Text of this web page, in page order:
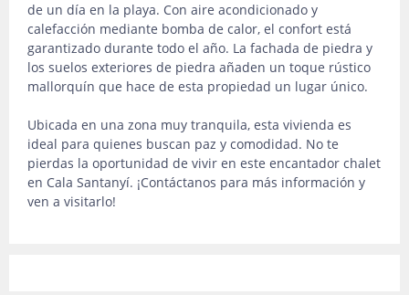
de un día en la playa. Con aire acondicionado y
calefacción mediante bomba de calor, el confort está
garantizado durante todo el año. La fachada de piedra y
los suelos exteriores de piedra añaden un toque rústico
mallorquín que hace de esta propiedad un lugar único.
Ubicada en una zona muy tranquila, esta vivienda es
ideal para quienes buscan paz y comodidad. No te
pierdas la oportunidad de vivir en este encantador chalet
en Cala Santanyí. ¡Contáctanos para más información y
ven a visitarlo!